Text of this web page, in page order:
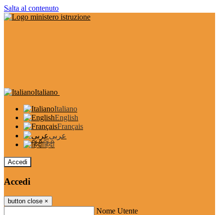
Salta al contenuto
Italiano
Italiano
English
Français
عربى
हिंदी
Accedi
Accedi
button close ×
Nome Utente